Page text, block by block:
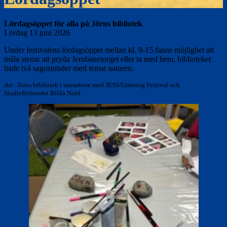
Lördagsöppet för alla på Jörns bibliotek
Lördag 13 juni 2026
Under festivalens lördagsöppet mellan kl. 9-15 fanns möjlighet att
måla stenar att pryda Jernbanetorget eller ta med hem, biblioteket
hade två sagostunder med temat naturen.
Arr.: Jörns bibliotek i samarbete med JESS/Ursinnig Festival och
Studieförbundet Bilda Nord